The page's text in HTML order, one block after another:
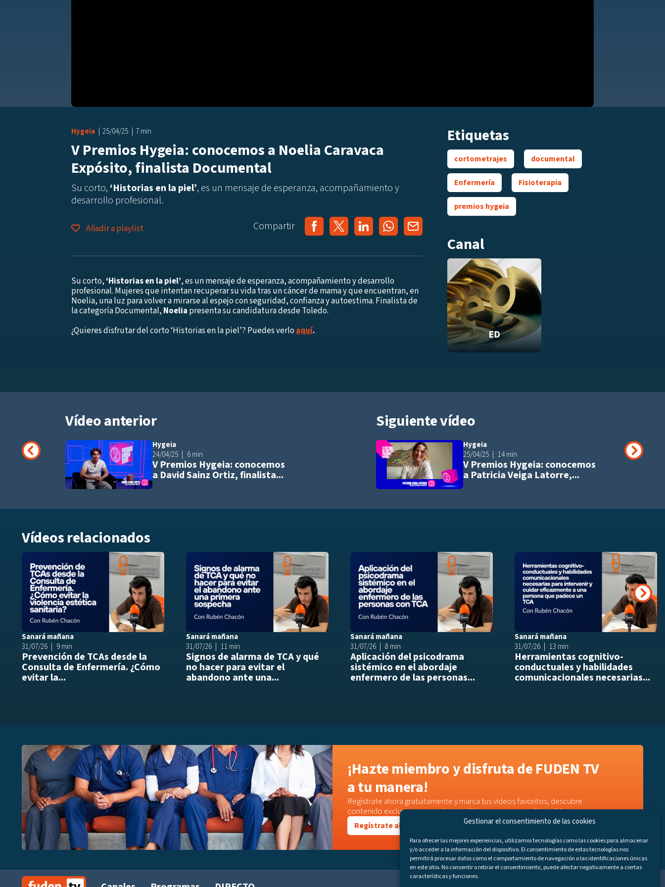
Gestionar el consentimiento de las cookies
Para ofrecer las mejores experiencias, utilizamos tecnologías como las cookies para almacenar
y/o acceder a la información del dispositivo. El consentimiento de estas tecnologías nos
permitirá procesar datos como el comportamiento de navegación o las identificaciones únicas
en este sitio. No consentir o retirar el consentimiento, puede afectar negativamente a ciertas
características y funciones.
Hygeia 25/04/25 7 min
V Premios Hygeia: conocemos a Noelia Caravaca
Expósito, finalista Documental
Su corto, ‘Historias en la piel’, es un mensaje de esperanza, acompañamiento y
desarrollo profesional.
Añadir a playlist Compartir
Su corto,‘Historias en la piel’, es un mensaje de esperanza, acompañamiento y desarrollo
profesional. Mujeres que intentan recuperar su vida tras un cáncer de mama y que encuentran, en
Noelia, una luz para volver a mirarse al espejo con seguridad, confianza y autoestima. Finalista de
la categoría Documental, Noelia presenta su candidatura desde Toledo.
¿Quieres disfrutar del corto ‘Historias en la piel’? Puedes verloaquí.
Etiquetas
cortometrajes documental
Enfermería Fisioterapia
premios hygeia
Canal
ED
Vídeo anterior
Hygeia
24/04/25
6 min
V Premios Hygeia: conocemos
a David Sainz Ortiz, finalista...
Siguiente vídeo
Añadir a
Hygeia
25/04/25
14 min
V Premios Hygeia: conocemos
a Patricia Veiga Latorre,...
Vídeos relacionados
Añadir a playlist
Sanará mañana
31/07/26
9 min
Prevención de TCAs desde la
Consulta de Enfermería. ¿Cómo
evitar la...
Añadir a playlist
Sanará mañana
31/07/26
11 min
Signos de alarma de TCA y qué
no hacer para evitar el
abandono ante una...
Añadir a playlist
Sanará mañana
31/07/26
8 min
Aplicación del psicodrama
sistémico en el abordaje
enfermero de las personas...
Sanará mañana
31/07/26
13 min
Herramientas cognitivo-
conductuales y habilidades
comunicacionales necesarias...
¡Hazte miembro y disfruta de FUDEN TV
a tu manera!
Regístrate ahora gratuitamente y marca tus videos favoritos, descubre
contenido exclusivo o accede a los últimos programas disponibles.
Regístrate ahora